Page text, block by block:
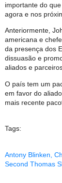
importante do
agora e nos
Anteriormente,
americana e
da presença dos
dissuasão e
aliados e
O país tem um
em favor do
mais recente
Tags:
Antony Blinken
Second Thomas